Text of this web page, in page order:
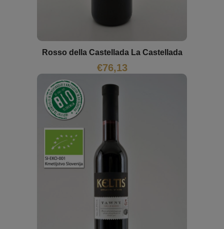
Rosso della Castellada La Castellada
€76,13